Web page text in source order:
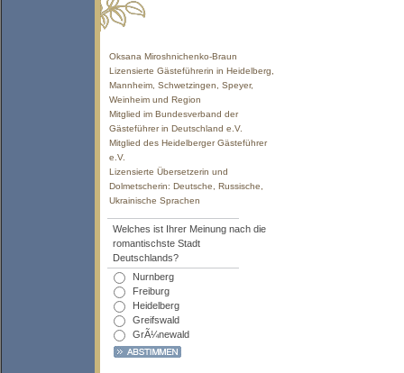
Oksana Miroshnichenko-Braun
Lizensierte Gästeführerin in Heidelberg,
Mannheim, Schwetzingen, Speyer,
Weinheim und Region
Mitglied im Bundesverband der
Gästeführer in Deutschland e.V.
Mitglied des Heidelberger Gästeführer
e.V.
Lizensierte Übersetzerin und
Dolmetscherin: Deutsche, Russische,
Ukrainische Sprachen
Welches ist Ihrer Meinung nach die
romantischste Stadt
Deutschlands?
Nurnberg
Freiburg
Heidelberg
Greifswald
GrÃ¼newald